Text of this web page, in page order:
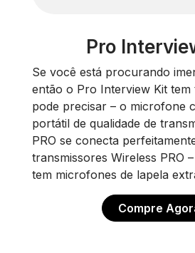
Pro
Se você está procurando
então o Pro Interview Kit tem
pode precisar – o microfone
portátil de qualidade de
PRO se conecta
transmissores Wireless PRO
tem microfones de lapela
Compre